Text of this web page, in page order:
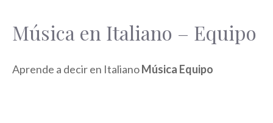
Música en Italiano – Equipo
Aprende a decir en ItalianoMúsica Equipo